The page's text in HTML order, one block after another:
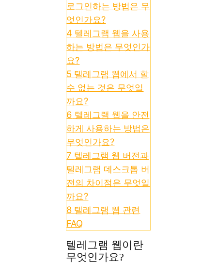
로그인하는 방법은 무
엇인가요?
4 텔레그램 웹을 사용
하는 방법은 무엇인가
요?
5 텔레그램 웹에서 할
수 없는 것은 무엇일
까요?
6 텔레그램 웹을 안전
하게 사용하는 방법은
무엇인가요?
7 텔레그램 웹 버전과
텔레그램 데스크톱 버
전의 차이점은 무엇일
까요?
8 텔레그램 웹 관련
FAQ
텔레그램 웹이란
무엇인가요?